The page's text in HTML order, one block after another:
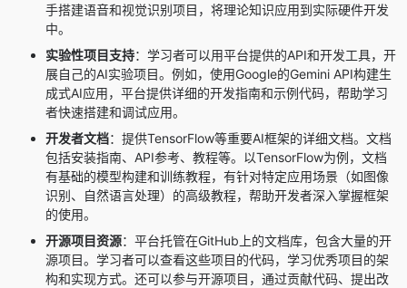
手搭建语音和视觉识别项目，将理论知识应用到实际硬件开发
中。
实验性项目支持：学习者可以用平台提供的API和开发工具，开
展自己的AI实验项目。例如，使用Google的Gemini API构建生
成式AI应用，平台提供详细的开发指南和示例代码，帮助学习
者快速搭建和调试应用。
开发者文档：提供TensorFlow等重要AI框架的详细文档。文档
包括安装指南、API参考、教程等。以TensorFlow为例，文档
有基础的模型构建和训练教程，有针对特定应用场景（如图像
识别、自然语言处理）的高级教程，帮助开发者深入掌握框架
的使用。
开源项目资源：平台托管在GitHub上的文档库，包含大量的开
源项目。学习者可以查看这些项目的代码，学习优秀项目的架
构和实现方式。还可以参与开源项目，通过贡献代码、提出改